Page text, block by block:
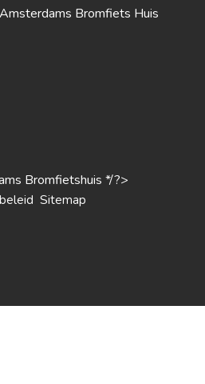
Bromfiets Huis
Bromfietshuis */?>
Sitemap